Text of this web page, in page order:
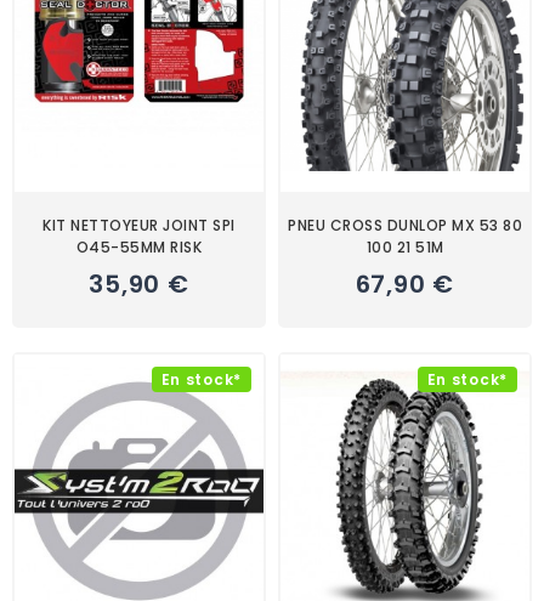
KIT NETTOYEUR JOINT SPI
O45-55MM RISK
35,90 €
PNEU CROSS DUNLOP MX 53 80
100 21 51M
67,90 €
En stock* En stock*